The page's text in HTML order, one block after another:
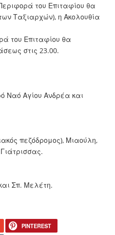
του Επιταφίου θα
Ταξιαρχών), η Ακολουθία
του Επιταφίου θα
στις 23.00.
Ναό Αγίου Ανδρέα και
πεζόδρομος), Μιαούλη,
Σπ. Μελέτη.
PINTEREST